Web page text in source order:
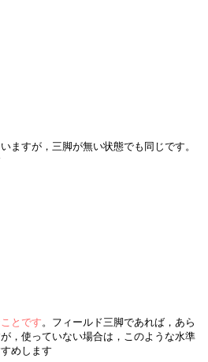
ますが，三脚が無い状態でも同じです。
とです。フィールド三脚であれば，あら
，使っていない場合は，このような水準
めします